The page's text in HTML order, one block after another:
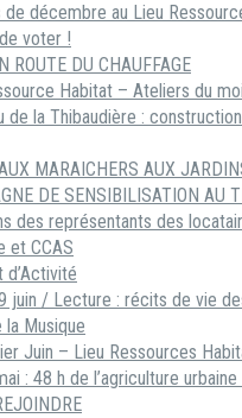
de décembre au Lieu
voter !
ROUTE DU CHAUFFAGE
Habitat – Ateliers du
de la Thibaudière :
MARAICHERS AUX
DE SENSIBILISATION AU
des représentants des
et CCAS
d’Activité
juin / Lecture : récits de vie
la Musique
Juin – Lieu Ressources
: 48 h de l’agriculture